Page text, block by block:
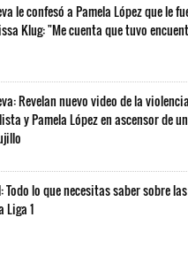
le confesó a Pamela López que le
Klug: "Me cuenta que tuvo
Revelan nuevo video de la
y Pamela López en ascensor de un
Todo lo que necesitas saber sobre las
Liga 1